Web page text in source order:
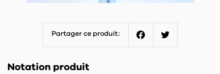
Partager ce produit:
Notation produit